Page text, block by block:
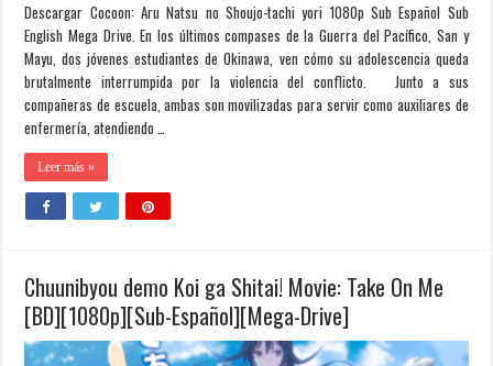
Descargar Cocoon: Aru Natsu no Shoujo-tachi yori 1080p Sub Español Sub
English Mega Drive. En los últimos compases de la Guerra del Pacífico, San y
Mayu, dos jóvenes estudiantes de Okinawa, ven cómo su adolescencia queda
brutalmente interrumpida por la violencia del conflicto. Junto a sus
compañeras de escuela, ambas son movilizadas para servir como auxiliares de
enfermería, atendiendo …
Leer más »
Chuunibyou demo Koi ga Shitai! Movie: Take On Me
[BD][1080p][Sub-Español][Mega-Drive]